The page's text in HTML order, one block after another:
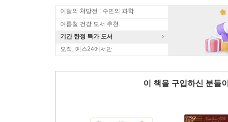
이달의 처방전 : 수면의 과학
여름철 건강 도서 추천
기간 한정 특가 도서
오직, 예스24에서만
이 책을 구입하신 분들이